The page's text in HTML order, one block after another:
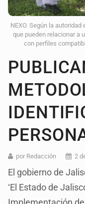
NEXO. Según la
que pueden relacionar a
con perfiles
por Redacción 2
El gobierno de
‘El Estado de